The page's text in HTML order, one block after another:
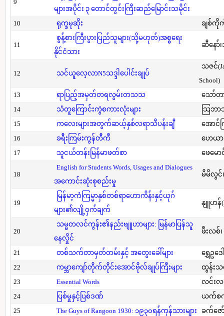
9
များအပိုင်း ၃ တောင်တွင်းကြီးဆည်မြောင်းသမိုင်း
10
ရုက္ခမုဆိုး ချစ်ကို
11
စွန့်စားကြီးပွားပြည်သူများ(သို့မဟုတ်)အစ္စရေး
နိုင်ငံသား
ဆီနော်၊
12 သင်ယူလေ့လာN5သဒ္ဒါပေါင်းချုပ်
သဇင်
School)
13
ရာပြည့်အမှတ်တရလွမ်းတသသ
သော်တ
14
သံတူကြောင်းကွဲစကားလုံးများ
သြဘာ
15
ကလေးများအတွက်ဆယ့်နှစ်လရာသီပန်းချီ
အောင်
16
ခရီးကြမ်းကွန်တီကီ
ဟေယာ
17
သူငယ်တန်းမြန်မာဖတ်စာ ဖေမော
18
English for Students Words, Usages and Dialogues
အကောင်းဆုံးစုစည်းမှု
မိမိလွင်၊
19
မြန်မာ့ကံကြမ္မာနှစ်တစ်ရာဟောကိန်းနှင့်ယုဂ်
များ၏လျို့ဝှက်ချက်
နျူဟန်
20
သမ္မတလင်ကွန်း၏နည်းဗျူဟာများ: မြန်မာပြန်သူ
နေလှိုင်
ဖီးလစ်
21 တစ်သက်တာမှတ်တမ်းနှင့် အတွေးခေါ်များ
ရွှေဥဒေ
22
ကမ္ဘာကျော်တိုက်တိုင်းအောင်ဗိုလ်ချုပ်ကြီးများ
ထွန်းသ
23
Essential Words
လင်းလ
24
ပြစ်မှုနှင့်ပြစ်ဒဏ်
ယက်စကီ
25
The Guys of Rangoon 1930: ၁၉၃၀ရန်ကုန်သားများ
ခက်ဇေ